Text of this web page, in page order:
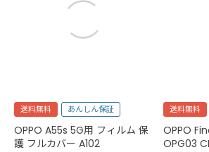
送料無料 あんしん保証
OPPO A55s 5G用 フィルム 保
護 フルカバー A102
送料無料
OPPO
OPG03